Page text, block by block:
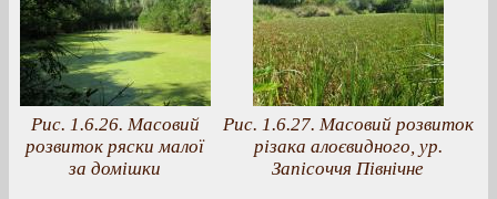
Рис. 1.6.26. Масовий
розвиток ряски малої
за домішки
Рис. 1.6.27. Масовий розвиток
різака алоєвидного, ур.
Запісоччя Північне